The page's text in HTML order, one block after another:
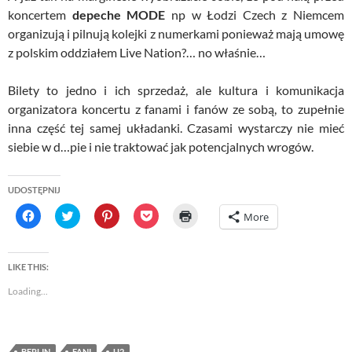
koncertem depeche MODE np w Łodzi Czech z Niemcem
organizują i pilnują kolejki z numerkami ponieważ mają umowę
z polskim oddziałem Live Nation?… no właśnie…
Bilety to jedno i ich sprzedaż, ale kultura i komunikacja
organizatora koncertu z fanami i fanów ze sobą, to zupełnie
inna część tej samej układanki. Czasami wystarczy nie mieć
siebie w d…pie i nie traktować jak potencjalnych wrogów.
UDOSTĘPNIJ
C
l
k
t
o
h
n
C
l
n
C
l
n
C
l More
LIKE THIS:
Loading...